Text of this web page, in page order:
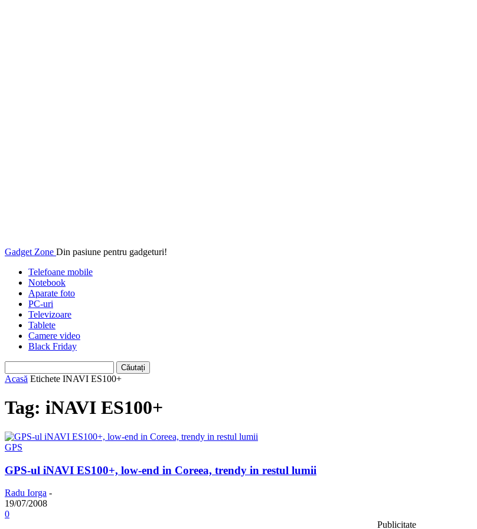
Gadget Zone Din pasiune pentru gadgeturi!
Telefoane mobile
Notebook
Aparate foto
PC-uri
Televizoare
Tablete
Camere video
Black Friday
Acasă Etichete INAVI ES100+
Tag: iNAVI ES100+
GPS
GPS-ul iNAVI ES100+, low-end in Coreea, trendy in restul lumii
Radu Iorga -
19/07/2008
0
Publicitate